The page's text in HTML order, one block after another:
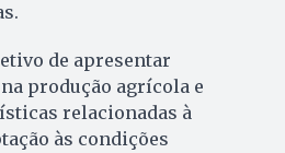
de apresentar
produção agrícola e
relacionadas à
às condições